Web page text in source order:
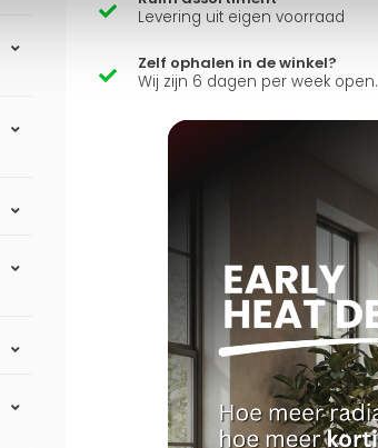
Levering uit eigen voorraad
Zelf ophalen in de winkel?
Wij zijn 6 dagen per week open.